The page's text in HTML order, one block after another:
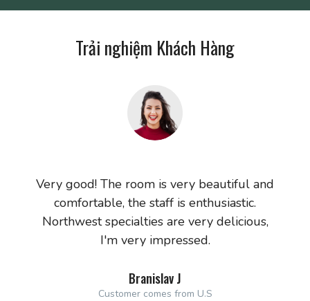
Trải nghiệm Khách Hàng
Very good! The room is very beautiful and
comfortable, the staff is enthusiastic.
Northwest specialties are very delicious,
I'm very impressed.
Branislav J
Customer comes from U.S